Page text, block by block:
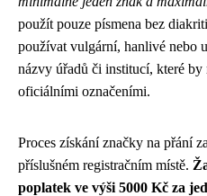
použít pouze písmena bez
používat vulgární, hanlivé nebo
názvy úřadů či institucí, které
oficiálními označeními.
Proces získání značky na přání
příslušném registračním místě.
poplatek ve výši 5000 Kč za